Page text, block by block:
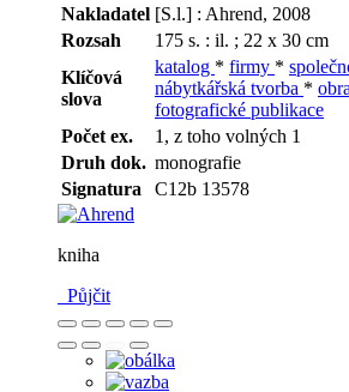
Nakladatel [S.l.] : Ahrend, 2008
Rozsah
175 s. : il. ; 22 x 30 cm
Klíčová
slova
katalog * firmy *
nábytkářská tvorba *
fotografické publikace
Počet ex.
1, z toho volných 1
Druh dok. monografie
Signatura
C12b 13578
kniha
Půjčit